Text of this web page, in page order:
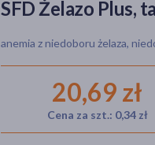
SFD Żelazo Plus,
anemia z niedoboru żelaza,
20,69 zł
Cena za szt.: 0,34 zł